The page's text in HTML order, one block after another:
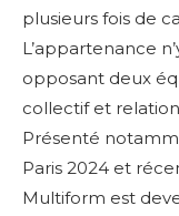
plusieurs fois de
L’appartenance
opposant deux
collectif et
Présenté
Paris 2024 et
Multiform est